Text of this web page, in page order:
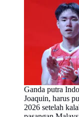
Ganda putra
Joaquin, harus
2026 setelah